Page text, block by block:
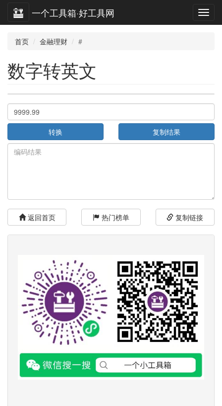
一个工具箱·好工具网
首页 金融理财 #
数字转英文
转换 复制结果
返回首页 热门榜单 复制链接